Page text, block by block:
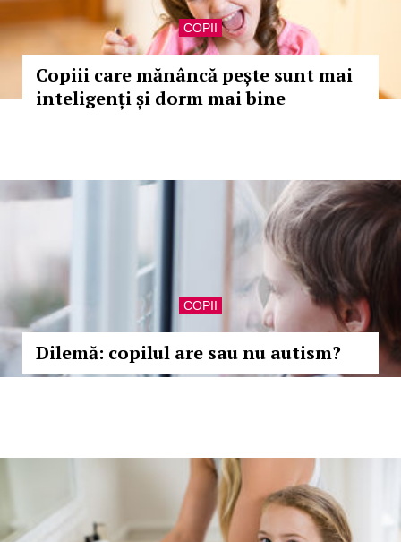
COPII
Copiii care mănâncă pește sunt mai
inteligenți și dorm mai bine
COPII
Dilemă: copilul are sau nu autism?